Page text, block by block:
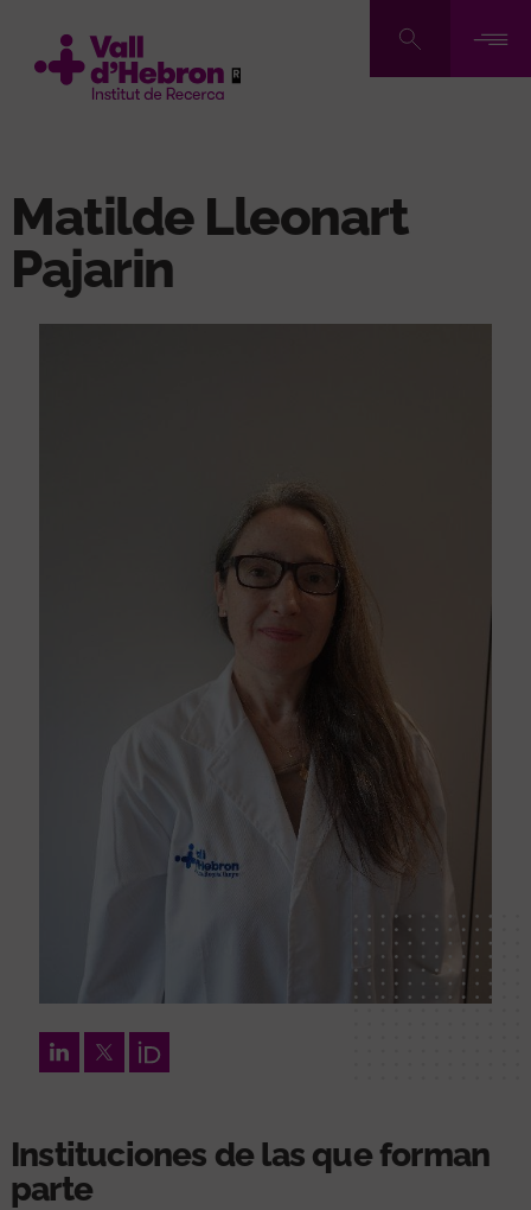
contenido
Matilde Lleonart
Pajarin
LinkedInTwitterOrcid
Instituciones de las que forman
parte